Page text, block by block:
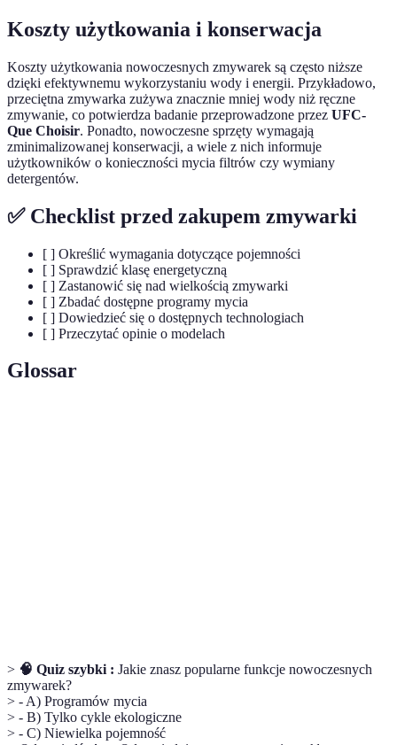
Koszty użytkowania i konserwacja
Koszty użytkowania nowoczesnych zmywarek są często niższe
dzięki efektywnemu wykorzystaniu wody i energii. Przykładowo,
przeciętna zmywarka zużywa znacznie mniej wody niż ręczne
zmywanie, co potwierdza badanie przeprowadzone przez UFC-
Que Choisir. Ponadto, nowoczesne sprzęty wymagają
zminimalizowanej konserwacji, a wiele z nich informuje
użytkowników o konieczności mycia filtrów czy wymiany
detergentów.
✅ Checklist przed zakupem zmywarki
[ ] Określić wymagania dotyczące pojemności
[ ] Sprawdzić klasę energetyczną
[ ] Zastanowić się nad wielkością zmywarki
[ ] Zbadać dostępne programy mycia
[ ] Dowiedzieć się o dostępnych technologiach
[ ] Przeczytać opinie o modelach
Glossar
> 🧠 Quiz szybki : Jakie znasz popularne funkcje nowoczesnych
zmywarek?
> - A) Programów mycia
> - B) Tylko cykle ekologiczne
> - C) Niewielka pojemność